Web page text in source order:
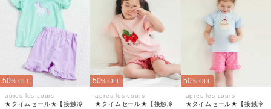
50% OFF
apres les cours
★タイムセール★【接触冷
50% OFF
apres les cours
★タイムセール★【接触冷
50% OFF
apres les cours
★タイムセール★【接触冷